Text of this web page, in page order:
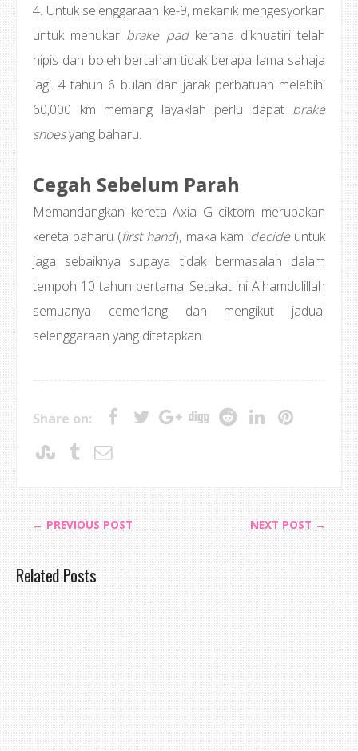
4. Untuk selenggaraan ke-9, mekanik mengesyorkan
untuk menukar brake padkerana dikhuatiri telah
nipis dan boleh bertahan tidak berapa lama sahaja
lagi. 4 tahun 6 bulan dan jarak perbatuan melebihi
60,000 km memang layaklah perlu dapat brake
shoesyang baharu.
Cegah Sebelum Parah
Memandangkan kereta Axia G ciktom merupakan
kereta baharu (first hand), maka kami decideuntuk
jaga sebaiknya supaya tidak bermasalah dalam
tempoh 10 tahun pertama. Setakat ini Alhamdulillah
semuanya cemerlang dan mengikut jadual
selenggaraan yang ditetapkan.
Share on:
← PREVIOUS POST NEXT POST →
Related Posts